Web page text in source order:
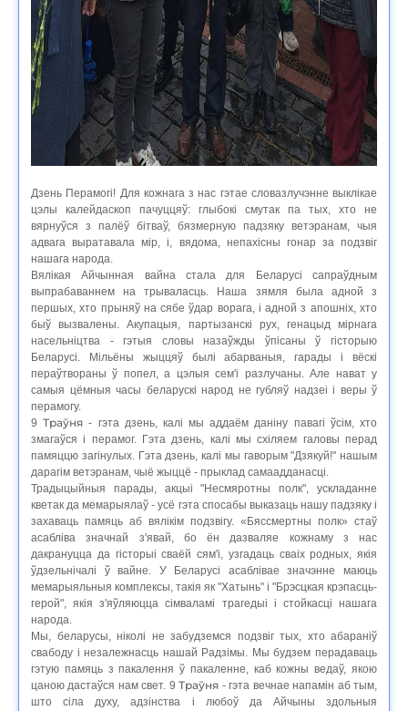
Дзень Перамогі! Для кожнага з нас гэтае словазлучэнне выклікае
цэлы калейдаскоп пачуццяў: глыбокі смутак па тых, хто не
вярнуўся з палёў бітваў, бязмерную падзяку ветэранам, чыя
адвага выратавала мір, і, вядома, непахісны гонар за подзвіг
нашага народа.
Вялікая Айчынная вайна стала для Беларусі сапраўдным
выпрабаваннем на трываласць. Наша зямля была адной з
першых, хто прыняў на сябе ўдар ворага, і адной з апошніх, хто
быў вызвалены. Акупацыя, партызанскі рух, генацыд мірнага
насельніцтва - гэтыя словы назаўжды ўпісаны ў гісторыю
Беларусі. Мільёны жыццяў былі абарваныя, гарады і вёскі
пераўтвораны ў попел, а цэлыя сем'і разлучаны. Але нават у
самыя цёмныя часы беларускі народ не губляў надзеі і веры ў
перамогу.
9Траўня - гэта дзень, калі мы аддаём даніну павагі ўсім, хто
змагаўся і перамог. Гэта дзень, калі мы схіляем галовы перад
памяццю загінулых. Гэта дзень, калі мы гаворым "Дзякуй!" нашым
дарагім ветэранам, чыё жыццё - прыклад самаадданасці.
Традыцыйныя парады, акцыі "Несмяротны полк", ускладанне
кветак да мемарыялаў - усё гэта спосабы выказаць нашу падзяку і
захаваць памяць аб вялікім подзвігу. «Бяссмертны полк» стаў
асабліва значнай з'явай, бо ён дазваляе кожнаму з нас
дакрануцца да гісторыі сваёй сям'і, узгадаць сваіх родных, якія
ўдзельнічалі ў вайне. У Беларусі асаблівае значэнне маюць
мемарыяльныя комплексы, такія як "Хатынь" і "Брэсцкая крэпасць-
герой", якія з'яўляюцца сімваламі трагедыі і стойкасці нашага
народа.
Мы, беларусы, ніколі не забудземся подзвіг тых, хто абараніў
свабоду і незалежнасць нашай Радзімы. Мы будзем перадаваць
гэтую памяць з пакалення ў пакаленне, каб кожны ведаў, якою
цаною дастаўся нам свет. 9Траўня - гэта вечнае напамін аб тым,
што сіла духу, адзінства і любоў да Айчыны здольныя